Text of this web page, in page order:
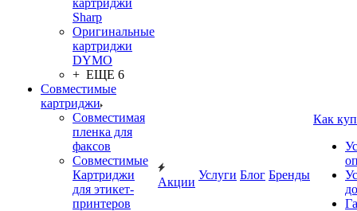
картриджи
Sharp
Оригинальные
картриджи
DYMO
+ ЕЩЕ 6
Совместимые
картриджи
Совместимая
пленка для
факсов
Совместимые
Картриджи
для этикет-
принтеров
Акции
Услуги Блог Бренды
Как